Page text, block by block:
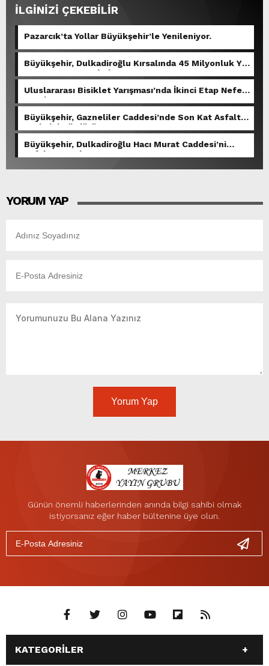
İLGİNİZİ ÇEKEBİLİR
Pazarcık’ta Yollar Büyükşehir’le Yenileniyor.
Büyükşehir, Dulkadiroğlu Kırsalında 45 Milyonluk Yol
Yatırımını Tamamladı.
Uluslararası Bisiklet Yarışması’nda İkinci Etap Nefes
Kesti.
Büyükşehir, Gazneliler Caddesi’nde Son Kat Asfalt
Serimini Sürdürüyor.
Büyükşehir, Dulkadiroğlu Hacı Murat Caddesi’ni
Asfalta Hazırlıyor.
YORUM YAP
Yorum Yap
Günün önemli haberlerinden anında bilgi sahibi olmak
istiyorsanız eğer haber bültenine üye olun.
KATEGORİLER